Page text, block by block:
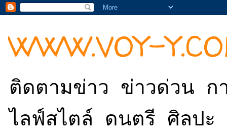
WWW.VOY-
ติดตามข่าว ข่าวด่วน ก
ไลฟ์สไตล์ ดนตรี ศิลปะ